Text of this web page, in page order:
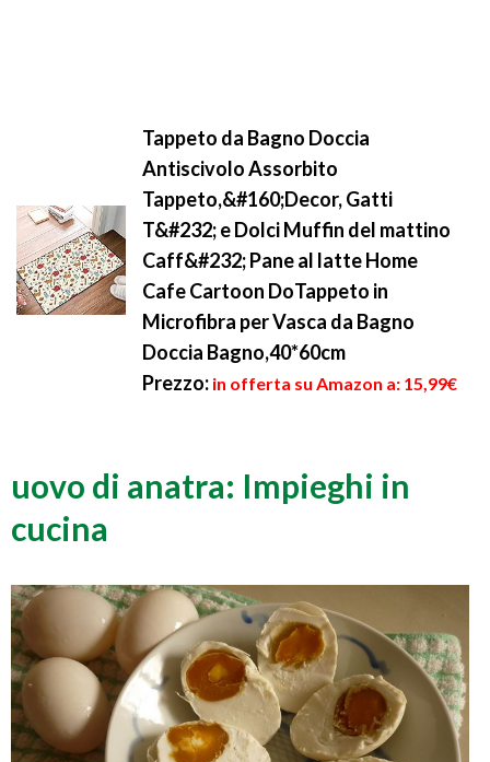
Tappeto da Bagno Doccia
Antiscivolo Assorbito
Tappeto,&#160;Decor, Gatti
T&#232; e Dolci Muffin del mattino
Caff&#232; Pane al latte Home
Cafe Cartoon DoTappeto in
Microfibra per Vasca da Bagno
Doccia Bagno,40*60cm
Prezzo: in offerta su Amazon a: 15,99€
uovo di anatra: Impieghi in
cucina